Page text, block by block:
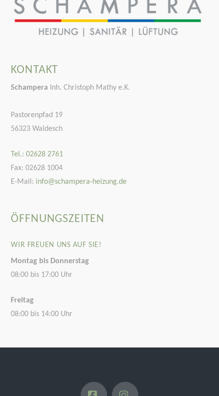
KONTAKT
Schampera Inh. Christoph Mathy e.K.
Pastorenpfad 19
56323 Waldesch
Tel.: 02628 2761
Fax: 02628 1004
E-Mail: info@schampera-heizung.de
ÖFFNUNGSZEITEN
WIR FREUEN UNS AUF SIE!
Montag bis Donnerstag
08:00 bis 17:00 Uhr
Freitag
08:00 bis 14:00 Uhr